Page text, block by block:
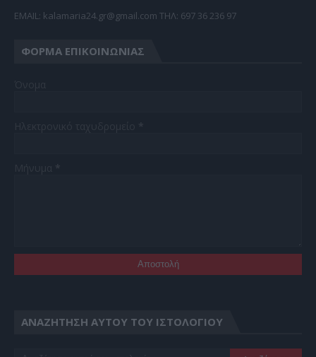
EMAIL: kalamaria24.gr@gmail.com TΗΛ: 697 36 236 97
ΦΌΡΜΑ ΕΠΙΚΟΙΝΩΝΊΑΣ
ΑΝΑΖΉΤΗΣΗ ΑΥΤΟΎ ΤΟΥ ΙΣΤΟΛΟΓΊΟΥ